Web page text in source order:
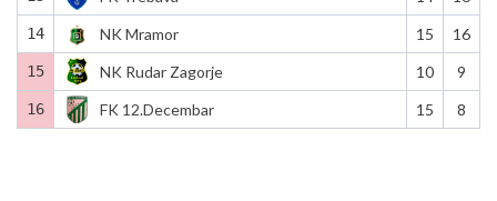
14 NK Mramor 15 16
15 NK Rudar Zagorje 10 9
16 FK 12.Decembar 15 8